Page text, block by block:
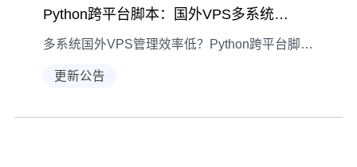
Python跨平台脚本：国外VPS多系统统一管理实战
多系统国外VPS管理效率低？Python跨平台脚本如何实现Linux/Windows统一操作？实战代码+避坑指南
更新公告